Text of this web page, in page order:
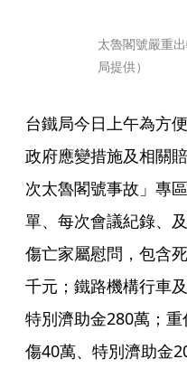
太魯閣號嚴重
局提供）
台鐵局今日上午為方
政府應變措施及相關
次太魯閣號事故」專
單、每次會議紀錄、
傷亡家屬慰問，包含
千元；鐵路機構行車
特別濟助金280萬；
傷40萬、特別濟助金20